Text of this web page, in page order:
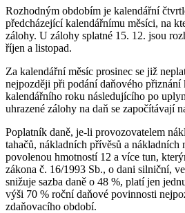
Rozhodným obdobím je kalendářní
předcházející kalendářnímu měsíci, na
zálohy. U zálohy splatné 15. 12. jsou
říjen a listopad.
Za kalendářní měsíc prosinec se již
nejpozději při podání daňového přiznání
kalendářního roku následujícího po
uhrazené zálohy na daň se započítávají
Poplatník daně, je-li provozovatelem
tahačů, nákladních přívěsů a nákladních
povolenou hmotností 12 a více tun,
zákona č. 16/1993 Sb., o dani silniční,
snižuje sazba daně o 48 %, platí jen
výši 70 % roční daňové povinnosti
zdaňovacího období.